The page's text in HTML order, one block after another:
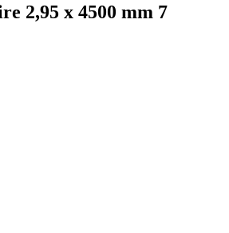
2,95 x 4500 mm 7